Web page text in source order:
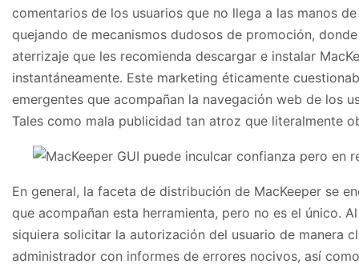
comentarios de los usuarios que no llega a las manos
quejando de mecanismos dudosos de promoción,
aterrizaje que les recomienda descargar e instalar
instantáneamente. Este marketing éticamente
emergentes que acompañan la navegación web de los
Tales como mala publicidad tan atroz que literalmente
En general, la faceta de distribución de MacKeeper se
que acompañan esta herramienta, pero no es el único.
siquiera solicitar la autorización del usuario de manera
administrador con informes de errores nocivos, así